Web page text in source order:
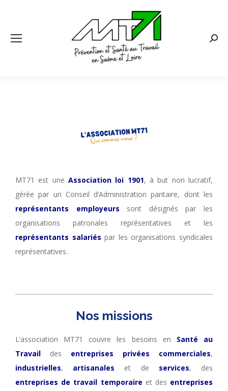
MT71 est une Association loi 1901, à but non lucratif,
gérée par un Conseil d’Administration paritaire, dont les
représentants employeurs sont désignés par les
organisations patronales représentatives et les
représentants salariés par les organisations syndicales
représentatives.
Nos missions
L’association MT71 couvre les besoins en Santé au
Travail des entreprises privées commerciales,
industrielles, artisanales et de services, des
entreprises de travail temporaire et des entreprises